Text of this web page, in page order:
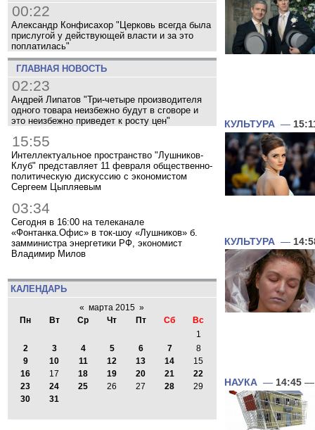
00:22
Александр Конфисахор "Церковь всегда была
прислугой у действующей власти и за это
поплатилась"
ГЛАВНАЯ НОВОСТЬ
02:23
Андрей Липатов "Три-четыре производителя
одного товара неизбежно будут в сговоре и
это неизбежно приведет к росту цен"
15:55
Интеллектуальное пространство "Лушников-
Клуб" представляет 11 февраля общественно-
политическую дискуссию с экономистом
Сергеем Цыпляевым
03:34
Сегодня в 16:00 на телеканале
«Фонтанка.Офис» в ток-шоу «Лушников» б.
замминистра энергетики РФ, экономист
Владимир Милов
КАЛЕНДАРЬ
« марта 2015 »
Пн
Вт Ср Чт Пт Сб
Вс
1
2
3 4 5 6 7
8
9
10 11 12 13 14
15
16
17 18 19 20 21
22
23
24 25 26 27 28
29
30
31
КУЛЬТУРА —
КУЛЬТУРА —
НАУКА — 14:45 —